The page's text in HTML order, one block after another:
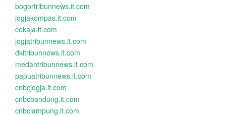
bogortribunnews.it.com
jogjakompas.it.com
cekaja.it.com
jogjatribunnews.it.com
dkitribunnews.it.com
medantribunnews.it.com
papuatribunnews.it.com
cnbcjogja.it.com
cnbcbandung.it.com
cnbclampung.it.com